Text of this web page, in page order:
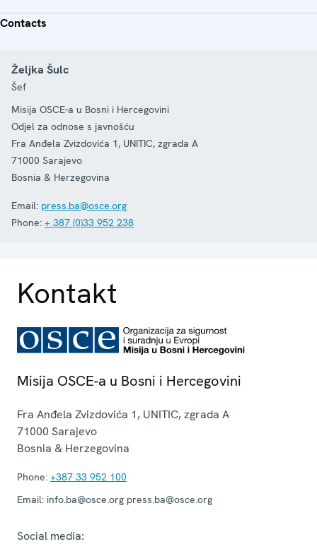
Contacts
Željka Šulc
Šef
Misija OSCE-a u Bosni i Hercegovini
Odjel za odnose s javnošću
Fra Anđela Zvizdovića 1, UNITIC, zgrada A
71000 Sarajevo
Bosnia & Herzegovina
Email: press.ba@osce.org
Phone: + 387 (0)33 952 238
Kontakt
Misija OSCE-a u Bosni i Hercegovini
Fra Anđela Zvizdovića 1, UNITIC, zgrada A
71000 Sarajevo
Bosnia & Herzegovina
Phone: +387 33 952 100
Email: info.ba@osce.org press.ba@osce.org
Social media: